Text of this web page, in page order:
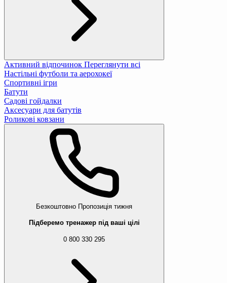
Активний відпочинок Переглянути всі
Настільні футболи та аерохокеї
Спортивні ігри
Батути
Садові гойдалки
Аксесуари для батутів
Роликові ковзани
Безкоштовно Пропозиція тижня
Підберемо тренажер під ваші цілі
0 800 330 295